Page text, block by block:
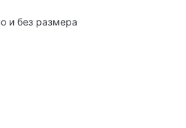
и без размера